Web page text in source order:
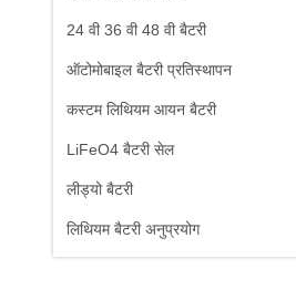
24 वी 36 वी 48 वी बैटरी
ऑटोमोबाइल बैटरी प्रतिस्थापन
कस्टम लिथियम आयन बैटरी
LiFeO4 बैटरी सेल
लीड्यो बैटरी
लिथियम बैटरी अनुप्रयोग